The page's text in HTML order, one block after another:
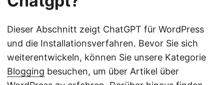
Dieser Abschnitt zeigt ChatGPT für WordPress
und die Installationsverfahren. Bevor Sie sich
weiterentwickeln, können Sie unsere Kategorie
Blogging besuchen, um über Artikel über